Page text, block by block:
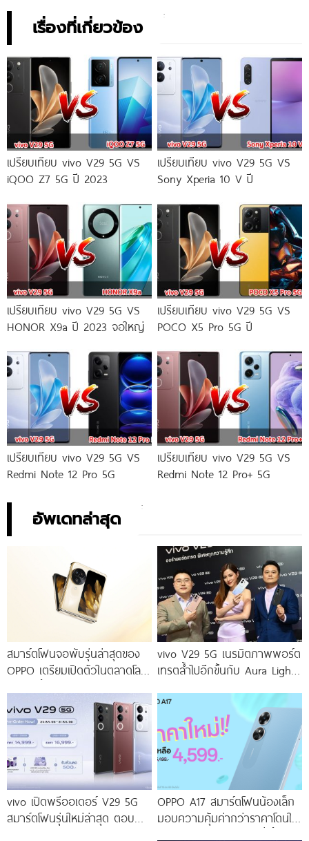
เรื่องที่เกี่ยวข้อง
เปรียบเทียบ vivo V29 5G VS
iQOO Z7 5G ปี 2023
เปรียบเทียบ vivo V29 5G VS
Sony Xperia 10 V ปี
เปรียบเทียบ vivo V29 5G VS
HONOR X9a ปี 2023 จอใหญ่
เปรียบเทียบ vivo V29 5G VS
POCO X5 Pro 5G ปี
เปรียบเทียบ vivo V29 5G VS
Redmi Note 12 Pro 5G
เปรียบเทียบ vivo V29 5G VS
Redmi Note 12 Pro+ 5G
อัพเดทล่าสุด
สมาร์ตโฟนจอพับรุ่นล่าสุดของ
OPPO เตรียมเปิดตัวในตลาดโลก
vivo V29 5G เนรมิตภาพพอร์ต
เทรตล้ำไปอีกขั้นกับ Aura Light
โดดเด่นด้วยสุนทรียศาสตร์แห่ง
vivo เปิดพรีออเดอร์ V29 5G
สมาร์ตโฟนรุ่นใหม่ล่าสุด ตอบ
OPPO A17 สมาร์ตโฟนน้องเล็ก
มอบความคุ้มค่ากว่าราคาโดนใจ